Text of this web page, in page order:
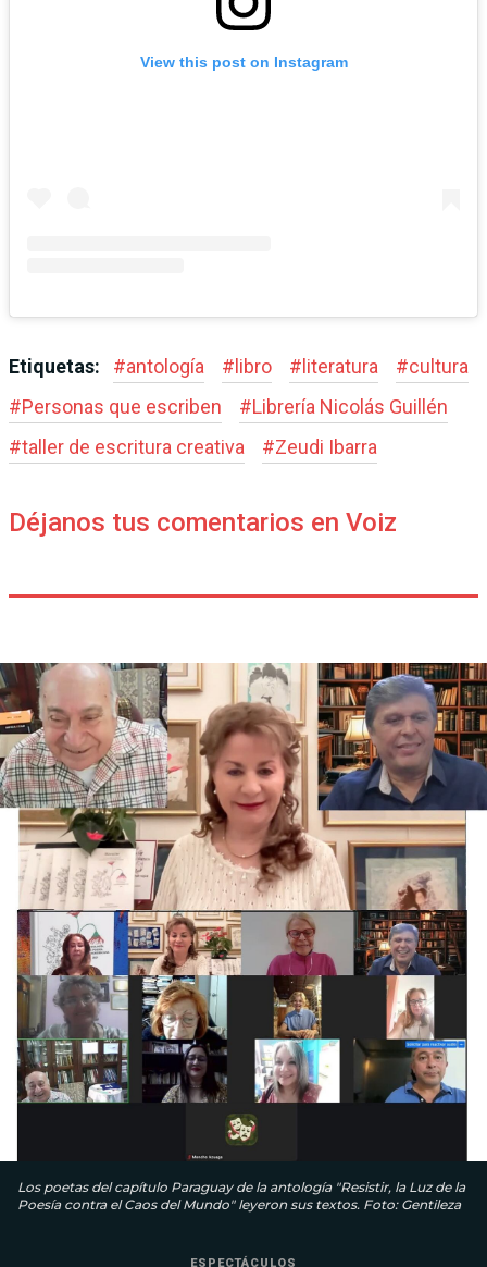
View this post on Instagram
Etiquetas: #antología # libro # literatura #cultura
#Personas que escriben #Librería Nicolás Guillén
#taller de escritura creativa #Zeudi Ibarra
Déjanos tus comentarios en Voiz
Los poetas del capítulo Paraguay de la antología "Resistir, la Luz de la
Poesía contra el Caos del Mundo" leyeron sus textos. Foto: Gentileza
ESPECTÁCULOS